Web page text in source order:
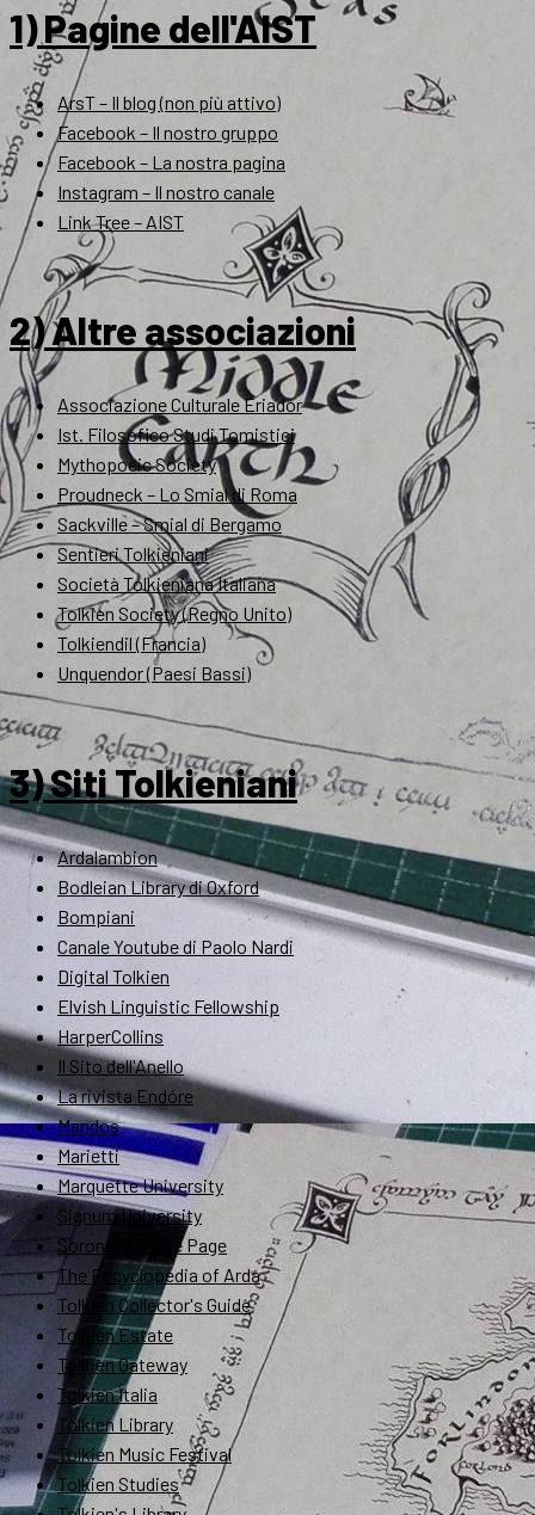
1) Pagine dell'AIST
ArsT – Il blog (non più attivo)
Facebook – Il nostro gruppo
Facebook – La nostra pagina
Instagram – Il nostro canale
Link Tree – AIST
2) Altre associazioni
Associazione Culturale Eriador
Ist. Filosofico Studi Tomistici
Mythopoeic Society
Proudneck – Lo Smial di Roma
Sackville – Smial di Bergamo
Sentieri Tolkieniani
Società Tolkieniana Italiana
Tolkien Society (Regno Unito)
Tolkiendil (Francia)
Unquendor (Paesi Bassi)
3) Siti Tolkieniani
Ardalambion
Bodleian Library di Oxford
Bompiani
Canale Youtube di Paolo Nardi
Digital Tolkien
Elvish Linguistic Fellowship
HarperCollins
Il Sito dell'Anello
La rivista Endóre
Mandos
Marietti
Marquette University
Signum University
Soronel's Home Page
The Encyclopedia of Arda
Tolkien Collector's Guide
Tolkien Estate
Tolkien Gateway
Tolkien Italia
Tolkien Library
Tolkien Music Festival
Tolkien Studies